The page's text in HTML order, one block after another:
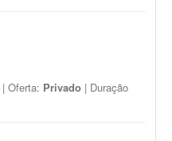
| Oferta: Privado | Duração